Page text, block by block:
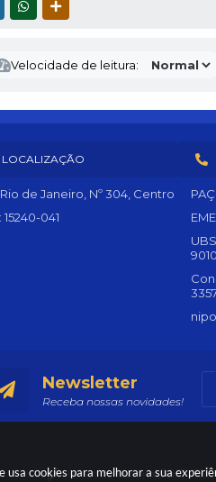
usa cookies para melhorar a sua
TWITTERWHATSAPP
Velocidade de leitura:
LOCALIZAÇÃO
de Janeiro, Nº 304, Centro
15240-041
9010
Newsletter
Receba nossas novidades!
Versão do Sistema:3.5.3 - 19/